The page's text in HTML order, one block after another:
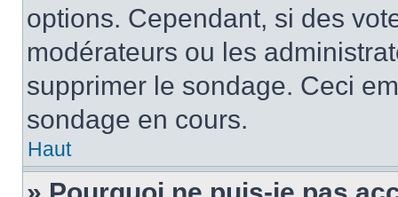
options. Cependant, si des
modérateurs ou les
supprimer le sondage. Ceci
sondage en cours.
Haut